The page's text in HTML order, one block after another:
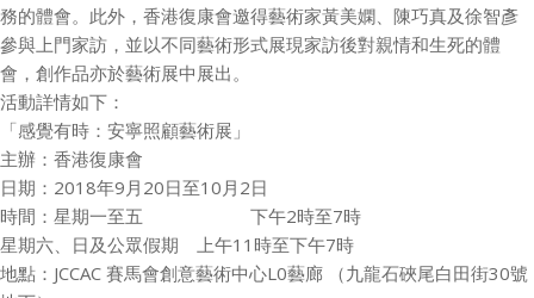
務的體會。此外，香港復康會邀得藝術家黃美嫻、陳巧真及徐智彥
參與上門家訪，並以不同藝術形式展現家訪後對親情和生死的體
會，創作品亦於藝術展中展出。
活動詳情如下：
「感覺有時：安寧照顧藝術展」
主辦：香港復康會
日期：2018年9月20日至10月2日
時間：星期一至五 下午2時至7時
星期六、日及公眾假期 上午11時至下午7時
地點：JCCAC 賽馬會創意藝術中心L0藝廊 （九龍石硤尾白田街30號